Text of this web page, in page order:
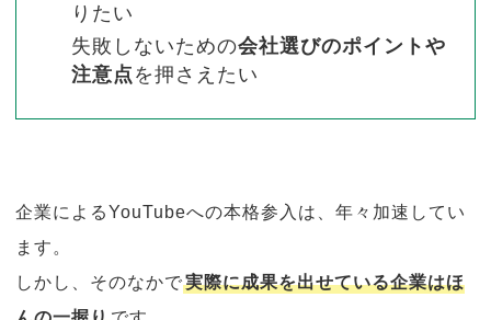
りたい
失敗しないための会社選びのポイントや
注意点 を押さえたい
企業によるYouTubeへの本格参入は、年々加速してい
ます。
しかし、そのなかで実際に成果を出せている企業はほ